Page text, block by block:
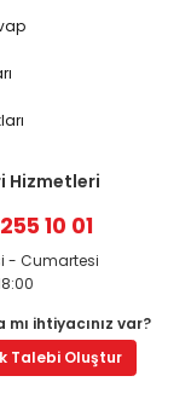
Hizmetleri
10 01
- Cumartesi
mı ihtiyacınız var?
Talebi Oluştur